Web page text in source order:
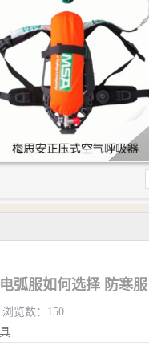
弧服如何选择 防寒
览数：150